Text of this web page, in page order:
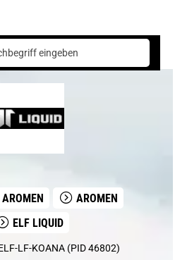
Elf Liquid
AROMEN
ELF LIQUID
LF-KOANA (PID 46802)